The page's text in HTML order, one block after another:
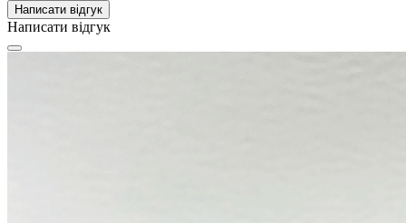
Написати відгук
Написати відгук